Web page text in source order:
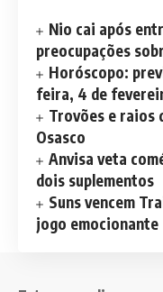
Nio cai após
preocupações
Horóscopo:
feira, 4 de
Trovões e raios
Osasco
Anvisa veta
dois suplementos
Suns vencem
jogo emocionante